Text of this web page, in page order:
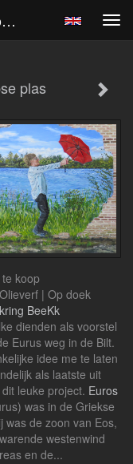
Rita Camphuijsen - Eurus Bij Hoogekampse Plas
plas
koop
| Op doek
BeeKk
dienden als voorstel
Eurus weg in de Bilt.
idee me te laten
als laatste uit
leuke project. Euros
was in de Griekse
was de zoon van Eos,
westenwind
en de...